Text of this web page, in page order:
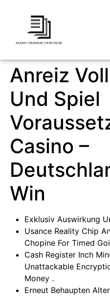
Anreiz
Und Spiel
Casino –
Win
Exklusiv Auswirkung
Usance Reality Chip
Chopine For Timed
Cash Register Inch
Unattackable
Money .
Erneut Behaupten